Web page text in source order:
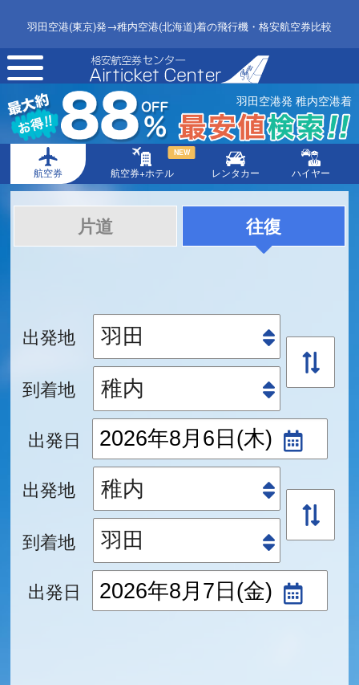
羽田空港(東京)発→稚内空港(北海道)着の飛行機・格安航空券比較
toggle
navigation
羽田空港発 稚内空港着
航空券 航空券+ホテル
NEW
レンタカー ハイヤー
片道 往復
出発地
到着地
出発日
出発地
到着地
出発日